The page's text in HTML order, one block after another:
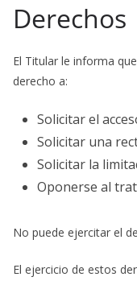
Derechos
El Titular le informa
derecho a:
Solicitar el
Solicitar una
Solicitar la
Oponerse al
No puede ejercitar el
El ejercicio de estos